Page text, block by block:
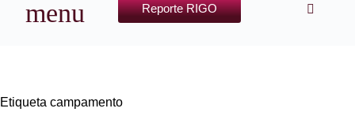
Reporte RIGO
Etiqueta campamento